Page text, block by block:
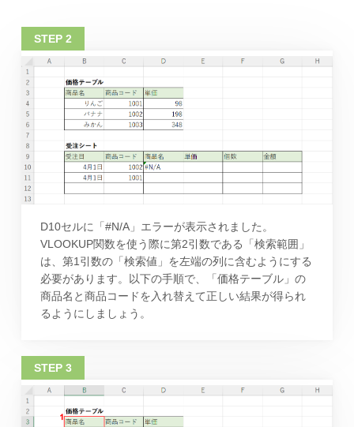
D10セルに「#N/A」エラーが表示されました。
VLOOKUP関数を使う際に第2引数である「検索範囲」
は、第1引数の「検索値」を左端の列に含むようにする
必要があります。以下の手順で、「価格テーブル」の
商品名と商品コードを入れ替えて正しい結果が得られ
るようにしましょう。